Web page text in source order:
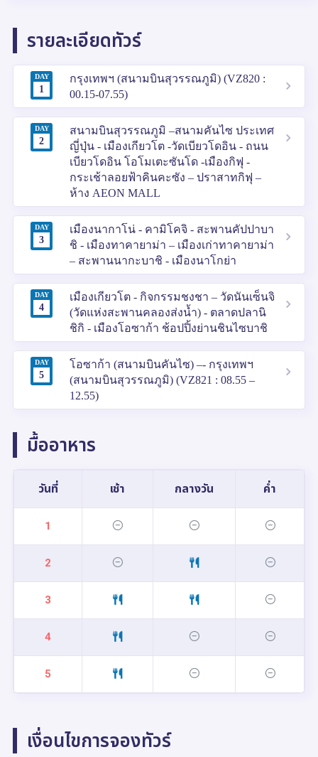
รายละเอียดทัวร์
DAY
1
กรุงเทพฯ (สนามบินสุวรรณภูมิ) (VZ820 :
00.15-07.55)
DAY
2
สนามบินสุวรรณภูมิ –สนามคันไซ ประเทศ
ญี่ปุ่น - เมืองเกียวโต -วัดเบียวโดอิน - ถนน
เบียวโดอิน โอโมเตะซันโด -เมืองกิฟุ -
กระเช้าลอยฟ้าคินคะซัง – ปราสาทกิฟุ –
ห้าง AEON MALL
DAY
3
เมืองนากาโน่ - คามิโคจิ - สะพานคัปปาบา
ชิ - เมืองทาคายาม่า – เมืองเก่าทาคายาม่า
– สะพานนากะบาชิ - เมืองนาโกย่า
DAY
4
เมืองเกียวโต - กิจกรรมชงชา – วัดนันเซ็นจิ
(วัดแห่งสะพานคลองส่งน้ำ) - ตลาดปลานิ
ชิกิ - เมืองโอซาก้า ช้อปปิ้งย่านชินไซบาชิ
DAY
5
โอซาก้า (สนามบินคันไซ) –- กรุงเทพฯ
(สนามบินสุวรรณภูมิ) (VZ821 : 08.55 –
12.55)
มื้ออาหาร
วันที่ เช้า กลางวัน ค่ำ
1
2
3
4
5
เงื่อนไขการจองทัวร์